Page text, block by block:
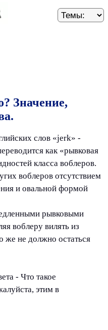
Значение,
слов «jerk» -
как «рывковая
класса воблеров.
воблеров отсутствием
и овальной формой
рывковыми
воблеру вилять из
же не должно остаться
- Что такое
этим в